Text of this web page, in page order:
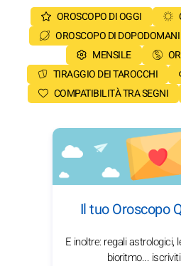
OROSCOPO DI OGGI
OROSCOPO DI DOPODOMANI
MENSILE
TIRAGGIO DEI TAROCCHI
COMPATIBILITÀ TRA SEGNI
Il tuo Oroscopo
E inoltre: regali astrologici,
bioritmo...